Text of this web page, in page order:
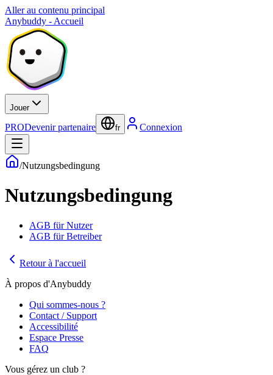
Aller au contenu principal
Anybuddy - Accueil
Jouer
PRODevenir partenaire fr Connexion
/Nutzungsbedingung
Nutzungsbedingung
AGB für Nutzer
AGB für Betreiber
Retour à l'accueil
À propos d'Anybuddy
Qui sommes-nous ?
Contact / Support
Accessibilité
Espace Presse
FAQ
Vous gérez un club ?